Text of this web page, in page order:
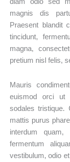
magnis dis
Praesent blandit
tincidunt,
magna,
pretium nisl felis,
Mauris
euismod orci ut
sodales tristique.
mattis purus
interdum
fermentum
vestibulum, odio